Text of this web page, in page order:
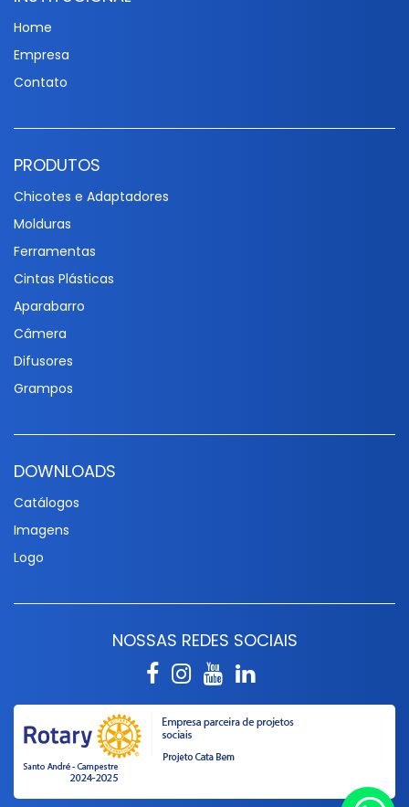
Home
Empresa
Contato
PRODUTOS
Chicotes e Adaptadores
Molduras
Ferramentas
Cintas Plásticas
Aparabarro
Câmera
Difusores
Grampos
DOWNLOADS
Catálogos
Imagens
Logo
NOSSAS REDES SOCIAIS